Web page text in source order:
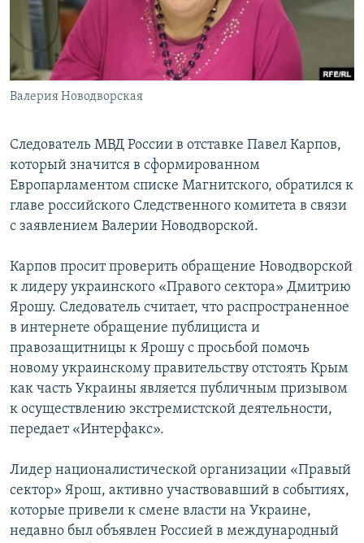
ПОБЕДИТЕЛЕЙ НЕ СУДЯТ?
КРЫМ.НЕПОКОРЕННЫЙ
ELIFBE
УКРАИНСКАЯ ПРОБЛЕМА КРЫМА
ПРИСОЕДИНЯЙТЕСЬ!
Валерия Новодворская
Следователь МВД России в отставке Павел Карпов,
который значится в сформированном
Европарламентом списке Магнитского, обратился к
главе российского Следственного комитета в связи
с заявлением Валерии Новодворской.
Карпов просит проверить обращение Новодворской
к лидеру украинского «Правого сектора» Дмитрию
Ярошу. Следователь считает, что распространенное
в интернете обращение публициста и
правозащитницы к Ярошу с просьбой помочь
новому украинскому правительству отстоять Крым
как часть Украины является публичным призывом
к осуществлению экстремистской деятельности,
передает «Интерфакс».
Лидер националистической организации «Правый
сектор» Ярош, активно участвовавший в событиях,
которые привели к смене власти на Украине,
недавно был объявлен Россией в международный